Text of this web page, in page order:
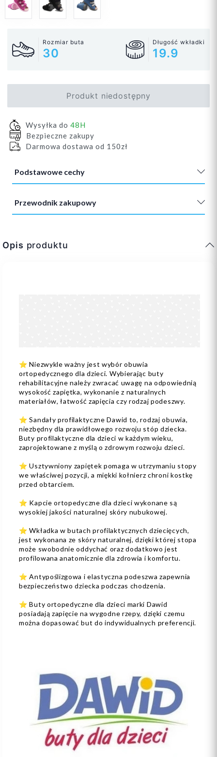
Rozmiar buta
30
Długość wkładki
19.9
Produkt niedostępny
Wysyłka do 48H
Bezpieczne zakupy
Darmowa dostawa od 150zł
Podstawowe cechy
Przewodnik zakupowy
Opis produktu
⭐️ Niezwykle ważny jest wybór obuwia
ortopedycznego dla dzieci. Wybierając buty
rehabilitacyjne należy zwracać uwagę na odpowiednią
wysokość zapiętka, wykonanie z naturalnych
materiałów, łatwość zapięcia czy rodzaj podeszwy.
⭐️ Sandały profilaktyczne Dawid to, rodzaj obuwia,
niezbędny dla prawidłowego rozwoju stóp dziecka.
Buty profilaktyczne dla dzieci w każdym wieku,
zaprojektowane z myślą o zdrowym rozwoju dzieci.
⭐️ Usztywniony zapiętek pomaga w utrzymaniu stopy
we właściwej pozycji, a miękki kołnierz chroni kostkę
przed obtarciem.
⭐️ Kapcie ortopedyczne dla dzieci wykonane są
wysokiej jakości naturalnej skóry nubukowej.
⭐️ Wkładka w butach profilaktycznych dziecięcych,
jest wykonana ze skóry naturalnej, dzięki której stopa
może swobodnie oddychać oraz dodatkowo jest
profilowana anatomicznie dla zdrowia i komfortu.
⭐️ Antypoślizgowa i elastyczna podeszwa zapewnia
bezpieczeństwo dziecka podczas chodzenia.
⭐️ Buty ortopedyczne dla dzieci marki Dawid
posiadają zapięcie na wygodne rzepy, dzięki czemu
można dopasować but do indywidualnych preferencji.